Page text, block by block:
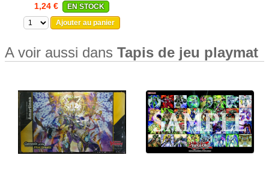
1,24 €
EN STOCK
Ajouter au panier
A voir aussi dans Tapis de jeu playmat